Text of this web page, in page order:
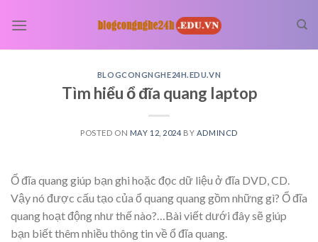
BLOGCONGNGHE24H.EDU.VN
Tìm hiểu ổ đĩa quang laptop
POSTED ON MAY 12, 2024 BY ADMINCD
Ổ đĩa quang giúp bạn ghi hoặc đọc dữ liệu ở đĩa DVD, CD.
Vậy nó được cấu tạo của ổ quang quang gồm những gì? Ổ đĩa
quang hoạt động như thế nào?…Bài viết dưới đây sẽ giúp
bạn biết thêm nhiều thông tin về ổ đĩa quang.